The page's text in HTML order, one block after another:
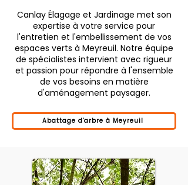
Canlay Élagage et Jardinage met son
expertise à votre service pour
l'entretien et l'embellissement de vos
espaces verts à Meyreuil. Notre équipe
de spécialistes intervient avec rigueur
et passion pour répondre à l'ensemble
de vos besoins en matière
d'aménagement paysager.
Abattage d'arbre à Meyreuil